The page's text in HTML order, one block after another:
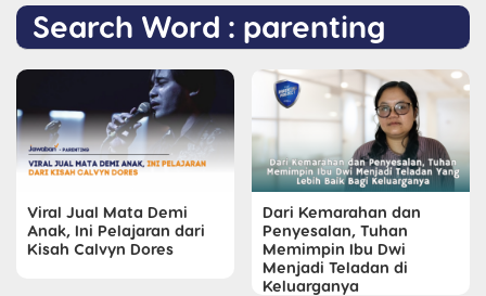
Search Word : parenting
Viral Jual Mata Demi
Anak, Ini Pelajaran dari
Kisah Calvyn Dores
Dari Kemarahan dan
Penyesalan, Tuhan
Memimpin Ibu Dwi
Menjadi Teladan di
Keluarganya